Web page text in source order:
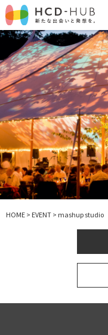
HOME > EVENT > mashup studio